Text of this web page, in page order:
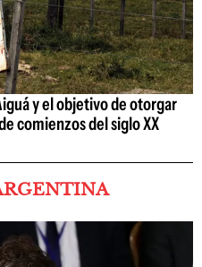
y el objetivo de otorgar
comienzos del siglo XX